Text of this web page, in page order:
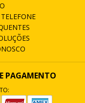
PAGAMENTO